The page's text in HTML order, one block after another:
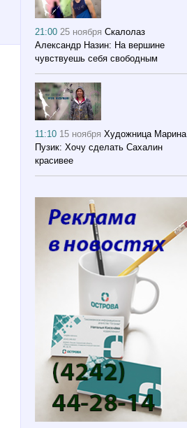
21:0025 ноября Скалолаз
Александр Назин: На вершине
чувствуешь себя свободным
11:10 15 ноября Художница Марина
Пузик: Хочу сделать Сахалин
красивее